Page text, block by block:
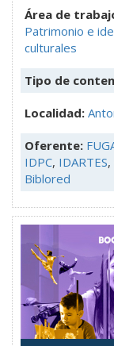
Área de
Patrimonio e
culturales
Tipo de
Localidad:
Oferente:
IDPC, IDARTES,
Biblored